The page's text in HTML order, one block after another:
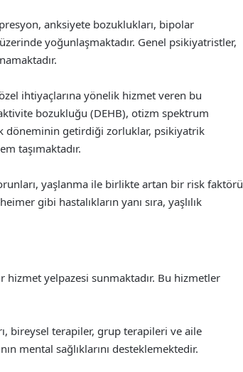
anksiyete bozuklukları, bipolar
yoğunlaşmaktadır. Genel psikiyatristler,
ihtiyaçlarına yönelik hizmet veren bu
bozukluğu (DEHB), otizm spektrum
döneminin getirdiği zorluklar, psikiyatrik
taşımaktadır.
yaşlanma ile birlikte artan bir risk faktörü
gibi hastalıkların yanı sıra, yaşlılık
hizmet yelpazesi sunmaktadır. Bu hizmetler
bireysel terapiler, grup terapileri ve aile
mental sağlıklarını desteklemektedir.